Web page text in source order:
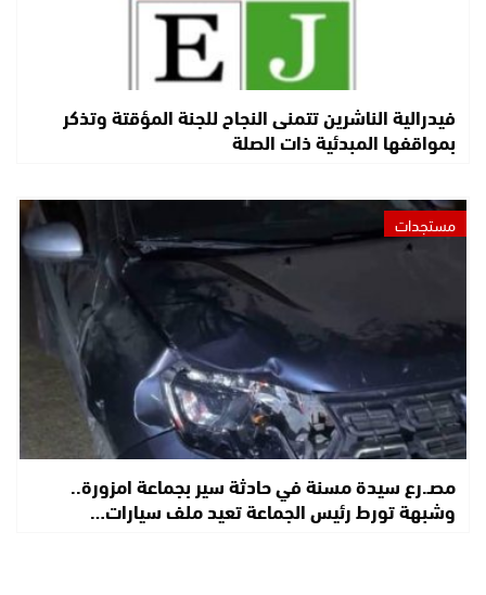
فيدرالية الناشرين تتمنى النجاح للجنة المؤقتة وتذكر
بمواقفها المبدئية ذات الصلة
مستجدات
مصـ.رع سيدة مسنة في حادثة سير بجماعة امزورة..
وشبهة تورط رئيس الجماعة تعيد ملف سيارات…